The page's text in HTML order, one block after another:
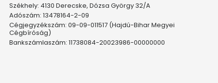
Székhely: 4130 Derecske, Dózsa György 32/A
Adószám: 13478164-2-09
Cégjegyzékszám: 09-09-011517 (Hajdú-Bihar Megyei
Cégbíróság)
Bankszámlaszám: 11738084-20023986-00000000